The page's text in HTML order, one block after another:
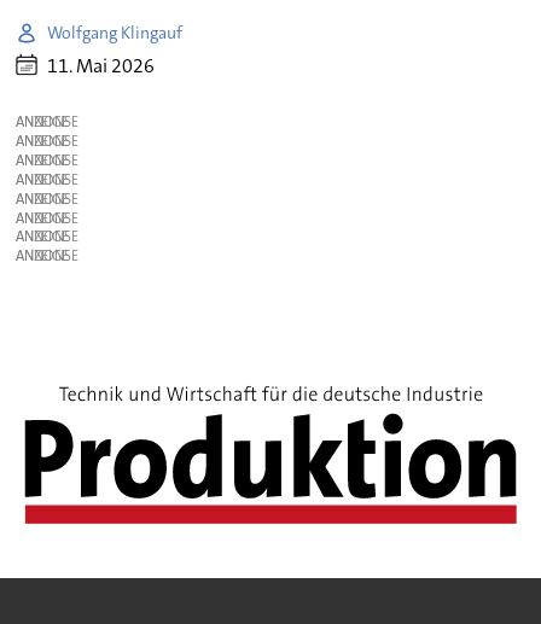
Wolfgang Klingauf
11. Mai 2026
ANZEIGE
ANZEIGE
ANZEIGE
ANZEIGE
ANZEIGE
ANZEIGE
ANZEIGE
ANZEIGE